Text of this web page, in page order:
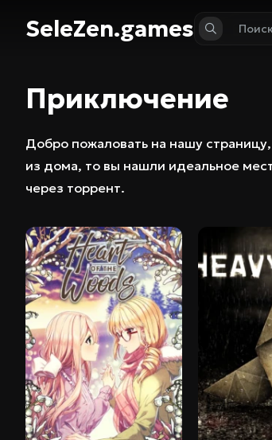
SeleZen.games
Приключение
Добро пожаловать на нашу
из дома, то вы нашли идеальное
через торрент.